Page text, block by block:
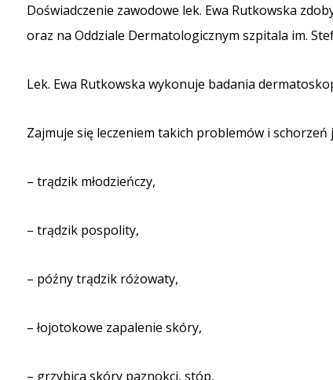
Doświadczenie zawodowe lek. Ewa Rutkowska
oraz na Oddziale Dermatologicznym szpitala im.
Lek. Ewa Rutkowska wykonuje badania
Zajmuje się leczeniem takich problemów i schorzeń
– trądzik młodzieńczy,
– trądzik pospolity,
– późny trądzik różowaty,
– łojotokowe zapalenie skóry,
– grzybica skóry paznokci, stóp,